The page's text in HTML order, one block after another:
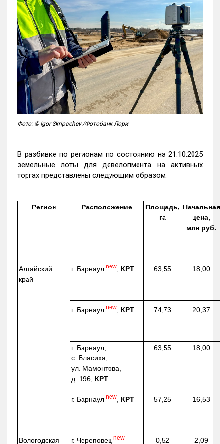
Фото: © Igor Skripachev /Фотобанк Лори
В разбивке по регионам по состоянию на 21.10.2025
земельные лоты для девелопмента на активных
торгах представлены следующим образом.
Регион Расположение
Площадь,
га
Начальная
цена,
млн руб.
Алтайский
край
г. Барнаул new КРТ 63,55 18,00
г. Барнаул new КРТ 74,73 20,37
г. Барнаул,
с. Власиха,
ул. Мамонтова,
д. 196, КРТ
63,55 18,00
г. Барнаул new КРТ 57,25 16,53
Вологодская г. Череповец new 0,52 2,09